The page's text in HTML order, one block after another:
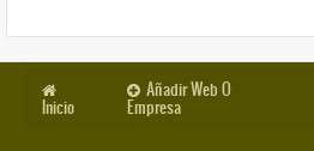
Inicio
Añadir Web O
Empresa